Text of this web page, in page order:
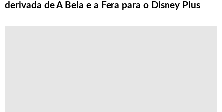
derivada de A Bela e a Fera para o Disney Plus